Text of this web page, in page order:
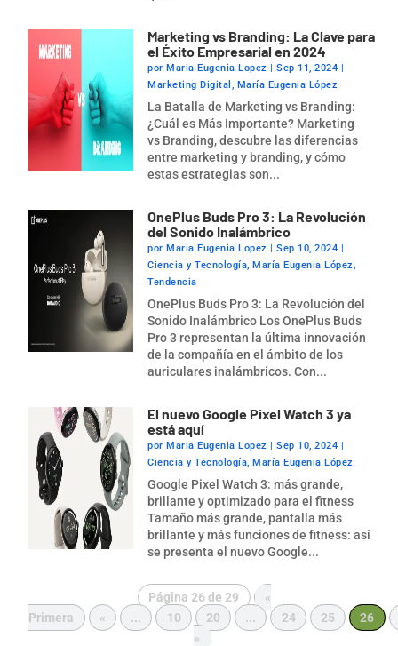
Marketing vs Branding: La Clave para
el Éxito Empresarial en 2024
porMaria Eugenia Lopez |Sep 11, 2024 |
Marketing Digital , María Eugenia López
La Batalla de Marketing vs Branding:
¿Cuál es Más Importante? Marketing
vs Branding, descubre las diferencias
entre marketing y branding, y cómo
estas estrategias son...
OnePlus Buds Pro 3: La Revolución
del Sonido Inalámbrico
porMaria Eugenia Lopez |Sep 10, 2024 |
Ciencia y Tecnología,María Eugenia López,
Tendencia
OnePlus Buds Pro 3: La Revolución del
Sonido Inalámbrico Los OnePlus Buds
Pro 3 representan la última innovación
de la compañía en el ámbito de los
auriculares inalámbricos. Con...
El nuevo Google Pixel Watch 3 ya
está aquí
porMaria Eugenia Lopez |Sep 10, 2024 |
Ciencia y Tecnología,María Eugenia López
Google Pixel Watch 3: más grande,
brillante y optimizado para el fitness
Tamaño más grande, pantalla más
brillante y más funciones de fitness: así
se presenta el nuevo Google...
Página 26 de 29
«
Primera
« ... 10 20 ... 24 25
26
»